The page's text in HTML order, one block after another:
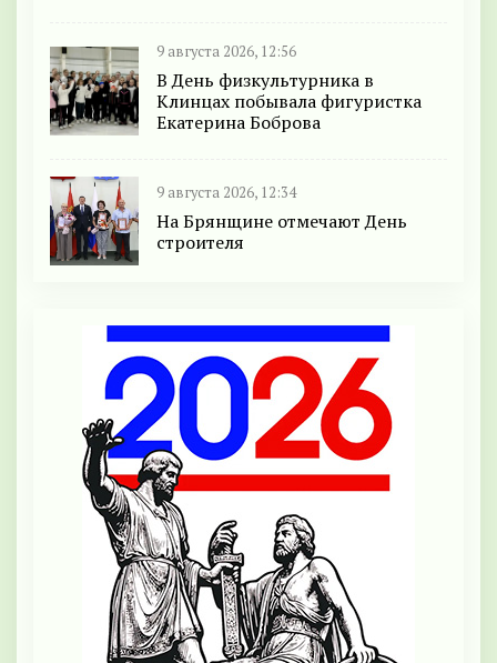
9 августа 2026, 12:56
В День физкультурника в
Клинцах побывала фигуристка
Екатерина Боброва
9 августа 2026, 12:34
На Брянщине отмечают День
строителя